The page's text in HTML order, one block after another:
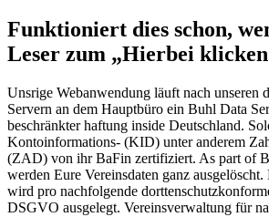
Funktioniert dies schon,
Leser zum „Hierbei
Unsrige Webanwendung läuft nach unseren
Servern an dem Hauptbüro ein Buhl Data
beschränkter haftung inside Deutschland.
Kon­to­in­for­ma­ti­ons­- (KID) unter anderem
(ZAD) von ihr BaFin zertifiziert. As part of
werden Eure Vereinsdaten ganz
wird pro nachfolgende
DSGVO ausgelegt. Vereinsverwaltung für